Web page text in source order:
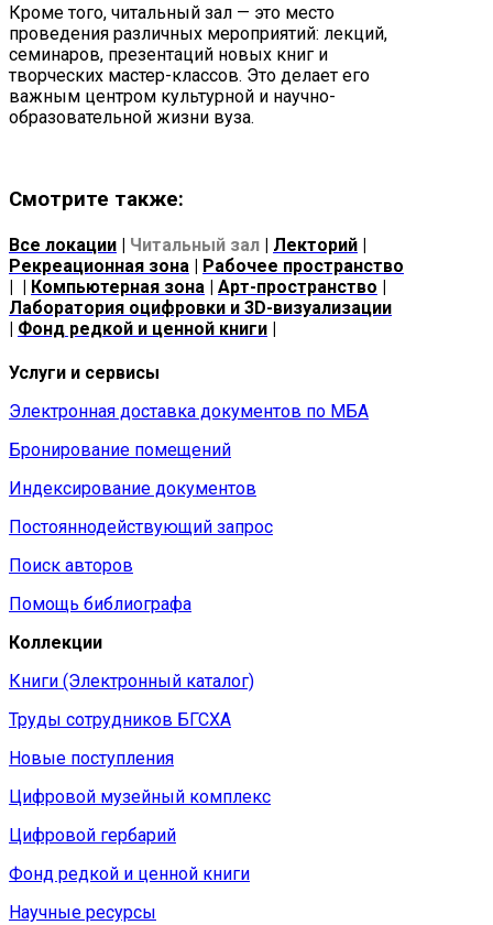
Кроме того, читальный зал — это место
проведения различных мероприятий: лекций,
семинаров, презентаций новых книг и
творческих мастер-классов. Это делает его
важным центром культурной и научно-
образовательной жизни вуза.
Смотрите также:
Все локации | Читальный зал | Лекторий |
Рекреационная зона | Рабочее пространство
| | Компьютерная зона | Арт-пространство |
Лаборатория оцифровки и 3D-визуализации
| Фонд редкой и ценной книги |
Услуги и сервисы
Электронная доставка документов по МБА
Бронирование помещений
Индексирование документов
Постояннодействующий запрос
Поиск авторов
Помощь библиографа
Коллекции
Книги (Электронный каталог)
Труды сотрудников БГСХА
Новые поступления
Цифровой музейный комплекс
Цифровой гербарий
Фонд редкой и ценной книги
Научные ресурсы